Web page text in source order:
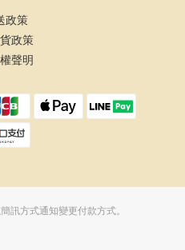
政策
政策
聲明
訊方式通知變更付款方式。